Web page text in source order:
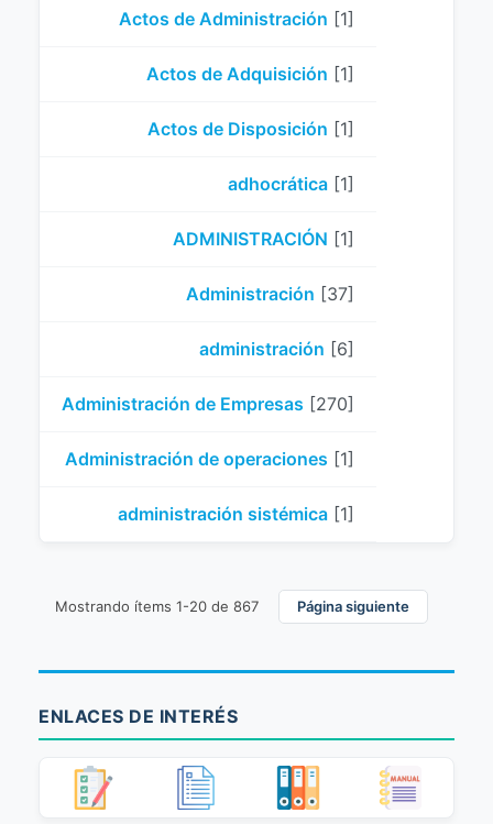
Actos de Administración [1]
Actos de Adquisición [1]
Actos de Disposición [1]
adhocrática [1]
ADMINISTRACIÓN [1]
Administración [37]
administración [6]
Administración de Empresas [270]
Administración de operaciones [1]
administración sistémica [1]
Mostrando ítems 1-20 de 867 Página siguiente
ENLACES DE INTERÉS